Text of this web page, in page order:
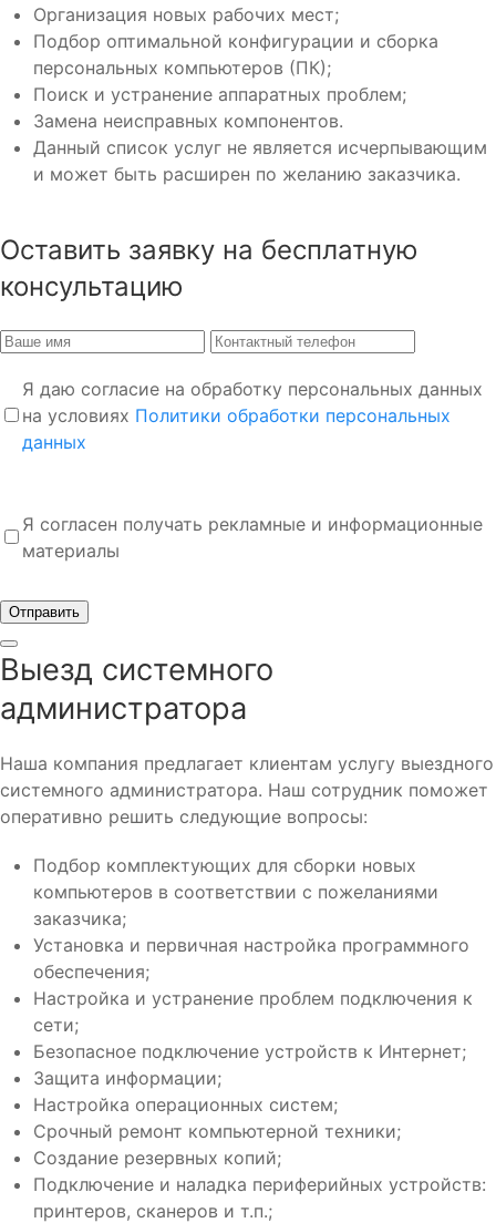
Организация новых рабочих мест;
Подбор оптимальной конфигурации и сборка
персональных компьютеров (ПК);
Поиск и устранение аппаратных проблем;
Замена неисправных компонентов.
Данный список услуг не является исчерпывающим
и может быть расширен по желанию заказчика.
Оставить заявку на бесплатную
консультацию
Я даю согласие на обработку персональных данных
на условиях Политики обработки персональных
данных
Я согласен получать рекламные и информационные
материалы
Отправить
Выезд системного
администратора
Наша компания предлагает клиентам услугу выездного
системного администратора. Наш сотрудник поможет
оперативно решить следующие вопросы:
Подбор комплектующих для сборки новых
компьютеров в соответствии с пожеланиями
заказчика;
Установка и первичная настройка программного
обеспечения;
Настройка и устранение проблем подключения к
сети;
Безопасное подключение устройств к Интернет;
Защита информации;
Настройка операционных систем;
Срочный ремонт компьютерной техники;
Создание резервных копий;
Подключение и наладка периферийных устройств:
принтеров, сканеров и т.п.;